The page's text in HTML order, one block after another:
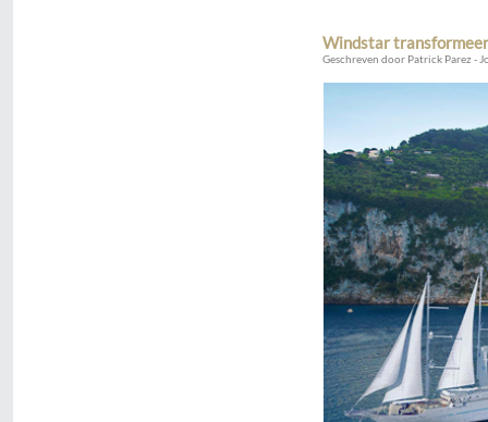
Windstar
Geschreven door Patrick Parez -